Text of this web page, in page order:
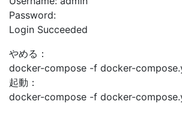
Password:
Login Succeeded
やめる：
docker-compose -f docker-
起動：
docker-compose -f docker-